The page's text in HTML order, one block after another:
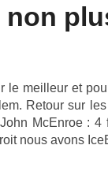
non
le meil­leur et
Re­tour sur
McEn­roe :
nous avons